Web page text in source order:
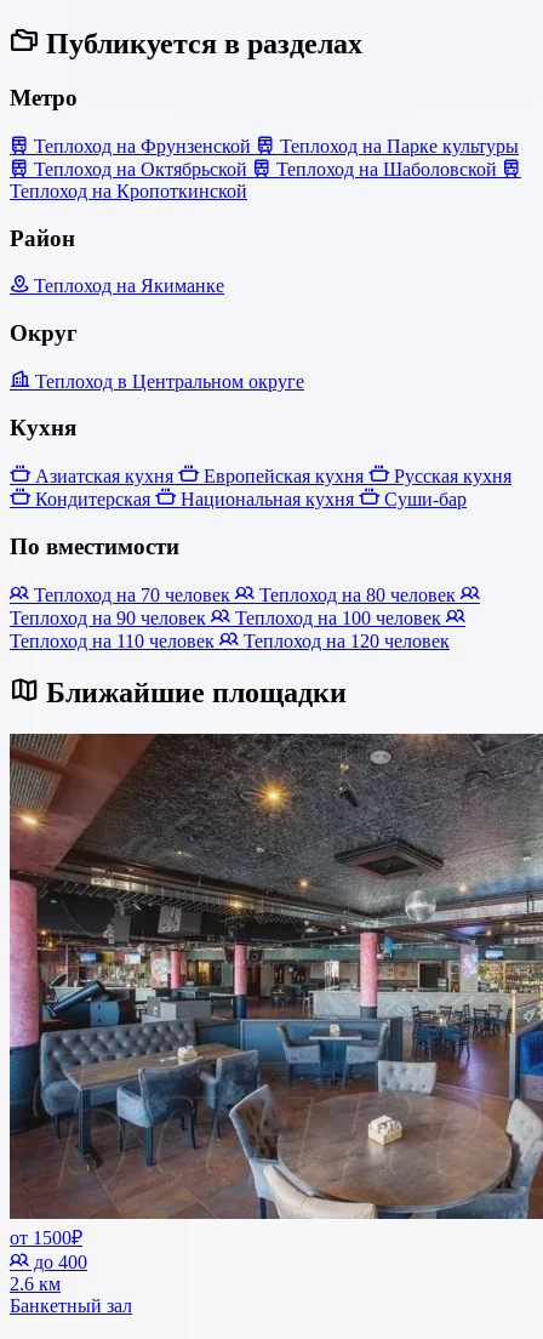
Публикуется в разделах
Метро
Теплоход на Фрунзенской
Теплоход на Парке культуры
Теплоход на Октябрьской
Теплоход на Шаболовской
Теплоход на Кропоткинской
Район
Теплоход на Якиманке
Округ
Теплоход в Центральном округе
Кухня
Азиатская кухня Европейская кухня
Русская кухня
Кондитерская
Национальная кухня Суши-бар
По вместимости
Теплоход на 70 человек
Теплоход на 80 человек
Теплоход на 90 человек
Теплоход на 100 человек
Теплоход на 110 человек
Теплоход на 120 человек
Ближайшие площадки
от 1500₽
до 400
2.6 км
Банкетный зал